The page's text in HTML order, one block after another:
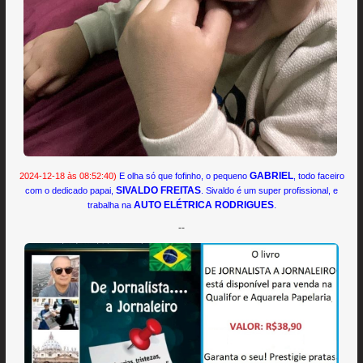
2024-12-18 às 08:52:40) E olha só que fofinho, o pequeno GABRIEL, todo faceiro
com o dedicado papai, SIVALDO FREITAS . Sivaldo é um super profissional, e
trabalha na AUTO ELÉTRICA RODRIGUES.
--